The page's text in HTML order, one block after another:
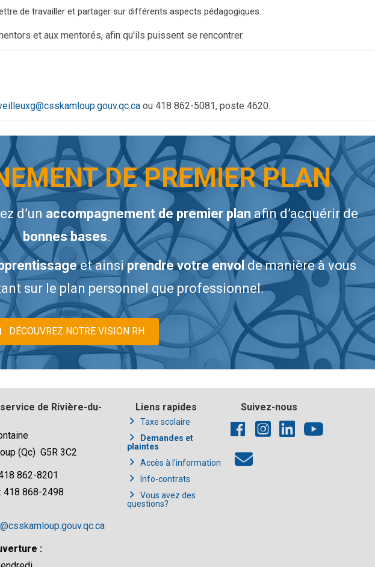
de travailler et partager sur différents aspects pédagogiques.
et aux mentorés, afin qu'ils puissent se rencontrer.
ou 418 862-5081, poste 4620.
DE PREMIER PLAN
d’un accompagnement de premier plan afin d’acquérir de
bonnes bases.
et ainsiprendre votre envol de manière à vous
sur le plan personnel que professionnel.
DÉCOUVREZ NOTRE VISION RH
de Rivière-du-
(Qc) G5R 3C2
862-8201
418 868-2498
:
Liens rapides
Taxe scolaire
Demandes et
plaintes
Accès à l’information
Info-contrats
Vous avez des
questions?
Suivez-nous